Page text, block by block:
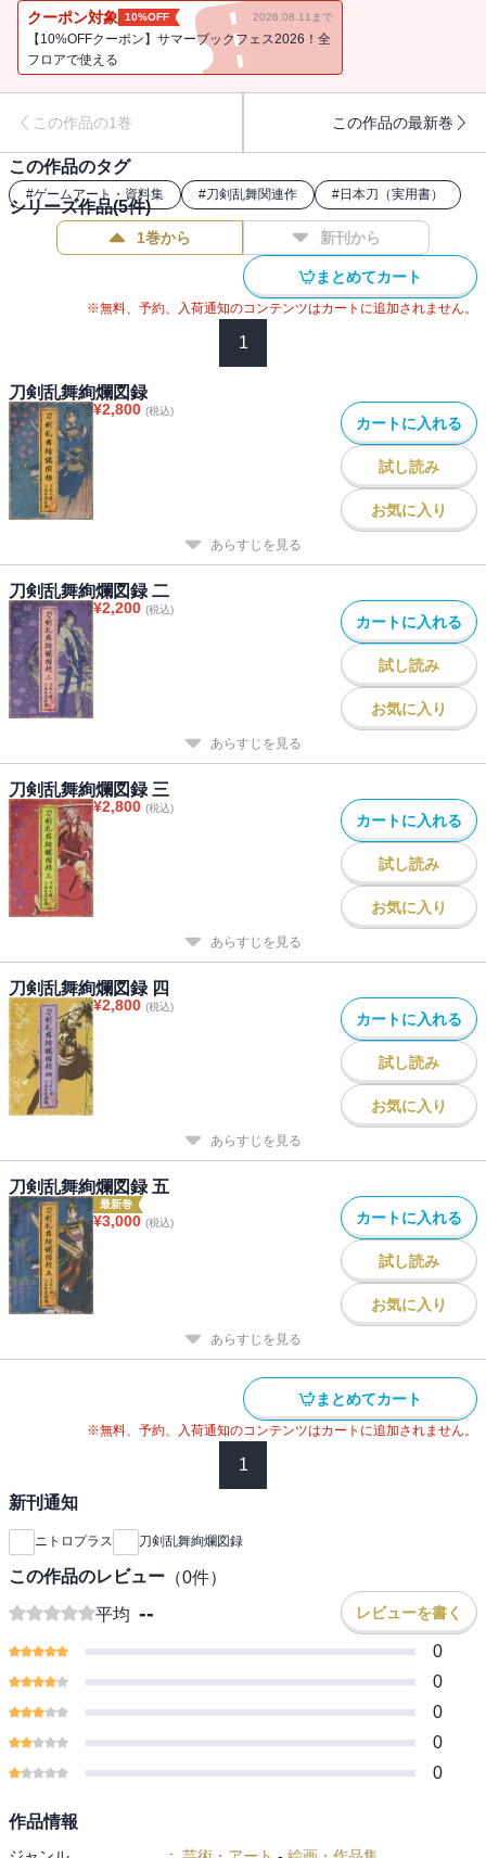
実装された合計46名の刀剣男士を収録。その他、ゲームの案内役で
ある「こんのすけ」ほか、刀剣男士以外のキャラクターの紹介ペー
ジもあります。「刀剣乱舞-ONLINE-」に登場する、刀剣男士の詳細
クーポン対象 10%OFF 2026.08.11まで
【10%OFFクーポン】サマーブックフェス2026！全
フロアで使える
この作品の1巻 この作品の最新巻
この作品のタグ
#ゲームアート・資料集 #刀剣乱舞関連作 #日本刀（実用書）
シリーズ作品(5件)
1巻から 新刊から
まとめてカート
※無料、予約、入荷通知のコンテンツはカートに追加されません。
1
刀剣乱舞絢爛図録
¥2,800 (税込)
カートに入れる
試し読み
お気に入り
あらすじを見る
刀剣乱舞絢爛図録 二
¥2,200 (税込)
カートに入れる
試し読み
お気に入り
あらすじを見る
刀剣乱舞絢爛図録 三
¥2,800 (税込)
カートに入れる
試し読み
お気に入り
あらすじを見る
刀剣乱舞絢爛図録 四
¥2,800 (税込)
カートに入れる
試し読み
お気に入り
あらすじを見る
刀剣乱舞絢爛図録 五
最新巻
¥3,000 (税込) カートに入れる
試し読み
お気に入り
あらすじを見る
まとめてカート
※無料、予約、入荷通知のコンテンツはカートに追加されません。
1
新刊通知
ニトロプラス 刀剣乱舞絢爛図録
この作品のレビュー （0件）
平均 -- レビューを書く
0
0
0
0
0
作品情報